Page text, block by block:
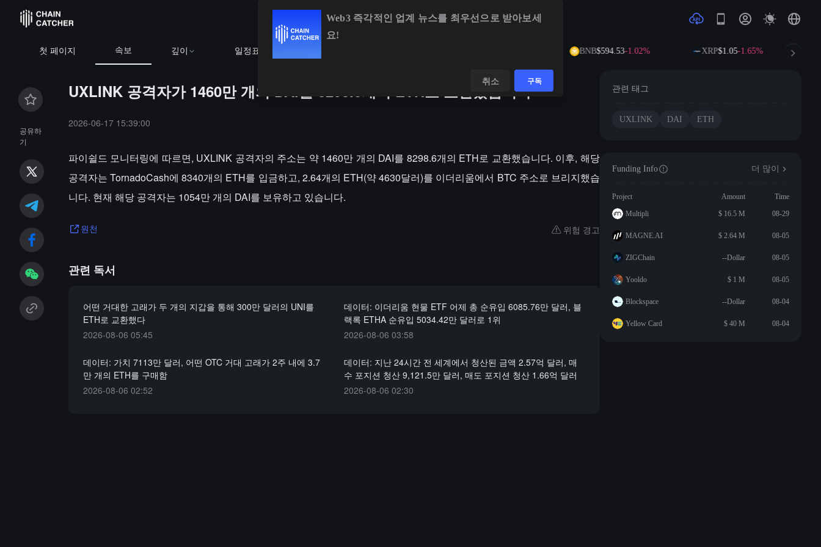
첫 페이지 속보 깊이 일정표 BNB$594.53-1.02% XRP$1.05-1.65%
공유하
기
UXLINK 공격자가 1460만 개의 DAI를 8298.6개의 ETH로 교환했습니다
2026-06-17 15:39:00
파이쉴드 모니터링에 따르면, UXLINK 공격자의 주소는 약 1460만 개의 DAI를 8298.6개의 ETH로 교환했습니다. 이후, 해당
공격자는 TornadoCash에 8340개의 ETH를 입금하고, 2.64개의 ETH(약 4630달러)를 이더리움에서 BTC 주소로 브리지했습
니다. 현재 해당 공격자는 1054만 개의 DAI를 보유하고 있습니다.
원천 위험 경고
관련 독서
어떤 거대한 고래가 두 개의 지갑을 통해 300만 달러의 UNI를
ETH로 교환했다
2026-08-06 05:45
데이터: 이더리움 현물 ETF 어제 총 순유입 6085.76만 달러, 블
랙록 ETHA 순유입 5034.42만 달러로 1위
2026-08-06 03:58
데이터: 가치 7113만 달러, 어떤 OTC 거대 고래가 2주 내에 3.7
만 개의 ETH를 구매함
2026-08-06 02:52
데이터: 지난 24시간 전 세계에서 청산된 금액 2.57억 달러, 매
수 포지션 청산 9,121.5만 달러, 매도 포지션 청산 1.66억 달러
2026-08-06 02:30
관련 태그
UXLINK DAI ETH
Funding Info 더 많이
Project Amount
Time
Multipli
$ 16.5 M 08-29
MAGNE.AI $ 2.64 M 08-05
ZIGChain --Dollar 08-05
Yooldo $ 1 M 08-05
Blockspace --Dollar 08-04
Yellow Card $ 40 M 08-04
Web3 즉각적인 업계 뉴스를 최우선으로 받아보세
요!
취소 구독